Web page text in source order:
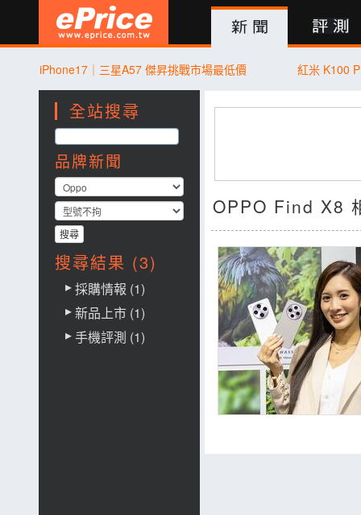
評測 討論 產品 買賣 登入
iPhone17｜三星A57 傑昇挑戰市場最低價 紅米 K100
全站搜尋
品牌新聞
搜尋結果 (3)
採購情報 (1)
新品上市 (1)
手機評測 (1)
OPPO Find X8